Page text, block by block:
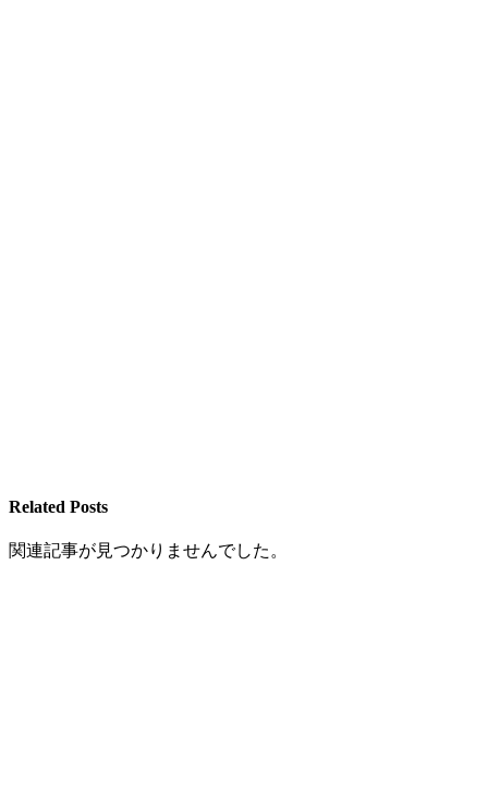
Related Posts
関連記事が見つかりませんでした。